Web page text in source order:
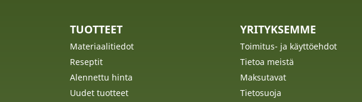
TUOTTEET
Materiaalitiedot
Reseptit
Alennettu hinta
Uudet tuotteet
YRITYKSEMME
Toimitus- ja käyttöehdot
Tietoa meistä
Maksutavat
Tietosuoja